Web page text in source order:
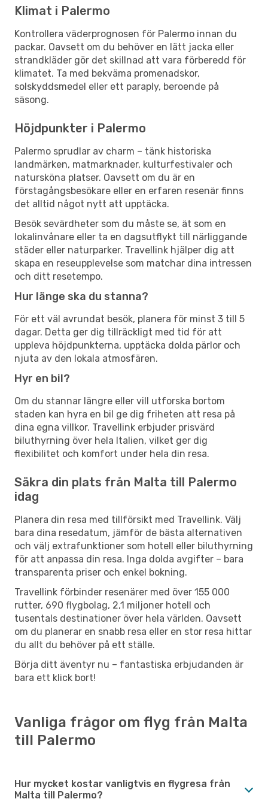
Klimat i Palermo
Kontrollera väderprognosen för Palermo innan du
packar. Oavsett om du behöver en lätt jacka eller
strandkläder gör det skillnad att vara förberedd för
klimatet. Ta med bekväma promenadskor,
solskyddsmedel eller ett paraply, beroende på
säsong.
Höjdpunkter i Palermo
Palermo sprudlar av charm – tänk historiska
landmärken, matmarknader, kulturfestivaler och
natursköna platser. Oavsett om du är en
förstagångsbesökare eller en erfaren resenär finns
det alltid något nytt att upptäcka.
Besök sevärdheter som du måste se, ät som en
lokalinvånare eller ta en dagsutflykt till närliggande
städer eller naturparker. Travellink hjälper dig att
skapa en reseupplevelse som matchar dina intressen
och ditt resetempo.
Hur länge ska du stanna?
För ett väl avrundat besök, planera för minst 3 till 5
dagar. Detta ger dig tillräckligt med tid för att
uppleva höjdpunkterna, upptäcka dolda pärlor och
njuta av den lokala atmosfären.
Hyr en bil?
Om du stannar längre eller vill utforska bortom
staden kan hyra en bil ge dig friheten att resa på
dina egna villkor. Travellink erbjuder prisvärd
biluthyrning över hela Italien, vilket ger dig
flexibilitet och komfort under hela din resa.
Säkra din plats från Malta till Palermo
idag
Planera din resa med tillförsikt med Travellink. Välj
bara dina resedatum, jämför de bästa alternativen
och välj extrafunktioner som hotell eller biluthyrning
för att anpassa din resa. Inga dolda avgifter – bara
transparenta priser och enkel bokning.
Travellink förbinder resenärer med över 155 000
rutter, 690 flygbolag, 2,1 miljoner hotell och
tusentals destinationer över hela världen. Oavsett
om du planerar en snabb resa eller en stor resa hittar
du allt du behöver på ett ställe.
Börja ditt äventyr nu – fantastiska erbjudanden är
bara ett klick bort!
Vanliga frågor om flyg från Malta
till Palermo
Hur mycket kostar vanligtvis en flygresa från
Malta till Palermo?